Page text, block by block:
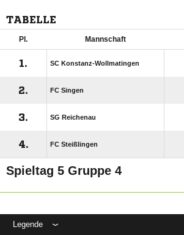
TABELLE
Pl. Mannschaft
1. SC Konstanz-Wollmatingen
2. FC Singen
3. SG Reichenau
4. FC Steißlingen
Spieltag 5 Gruppe 4
Legende